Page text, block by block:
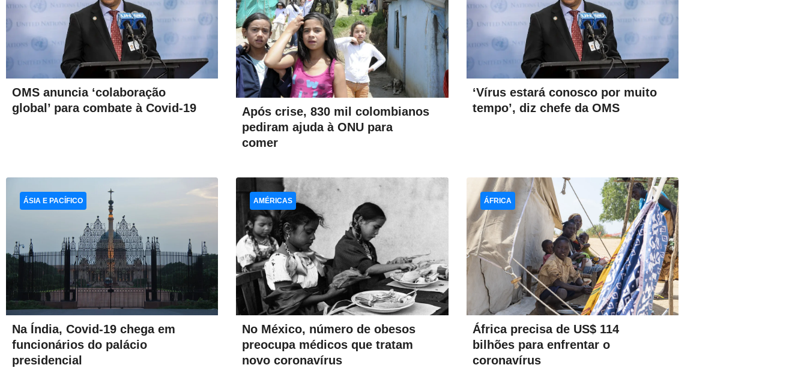
OMS anuncia ‘colaboração
global’ para combate à Covid-19
Após crise, 830 mil colombianos
pediram ajuda à ONU para
comer
‘Vírus estará conosco por muito
tempo’, diz chefe da OMS
Na Índia, Covid-19 chega em
funcionários do palácio
presidencial
ÁSIA E PACÍFICO
No México, número de obesos
preocupa médicos que tratam
novo coronavírus
AMÉRICAS
África precisa de US$ 114
bilhões para enfrentar o
coronavírus
ÁFRICA